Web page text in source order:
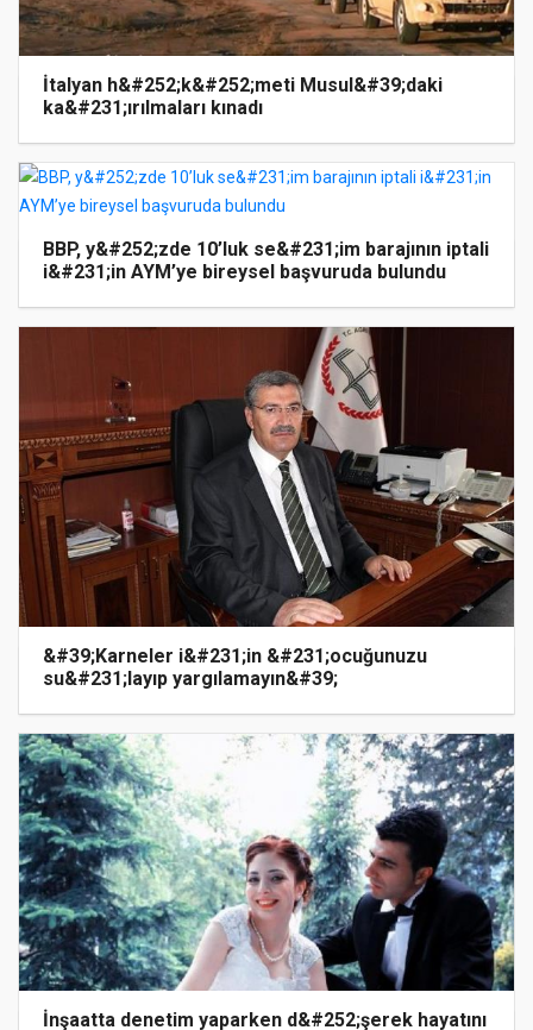
İtalyan h&#252;k&#252;meti Musul&#39;daki
ka&#231;ırılmaları kınadı
BBP, y&#252;zde 10’luk se&#231;im barajının iptali
i&#231;in AYM’ye bireysel başvuruda bulundu
&#39;Karneler i&#231;in &#231;ocuğunuzu
su&#231;layıp yargılamayın&#39;
İnşaatta denetim yaparken d&#252;şerek hayatını